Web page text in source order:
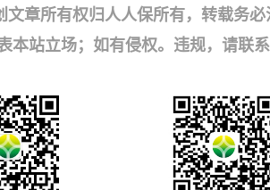
文章所有权归人人保所有，转载务必
本站立场；如有侵权。违规，请联